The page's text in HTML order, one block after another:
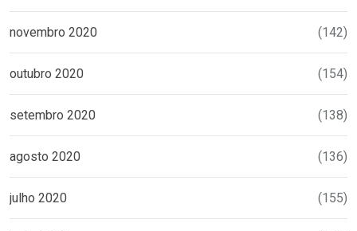
novembro 2020 (142)
outubro 2020 (154)
setembro 2020 (138)
agosto 2020 (136)
julho 2020 (155)